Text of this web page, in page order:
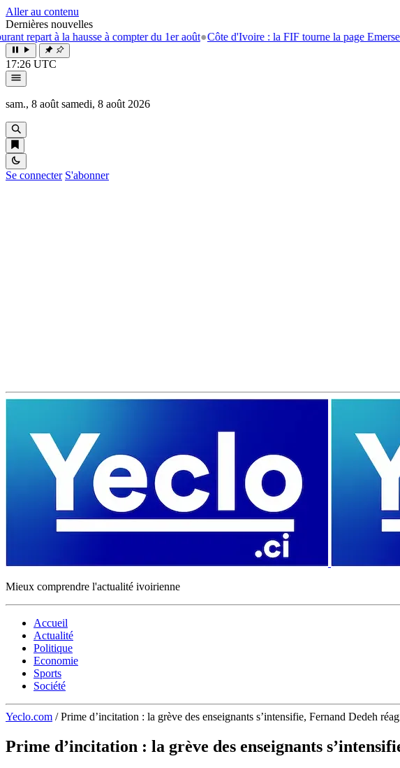
Aller au contenu
Dernières nouvelles
à la hausse à compter du 1er août● Côte d'Ivoire : la FIF tourne la page Emerse Faé●
17:26 UTC
sam., 8 août samedi, 8 août 2026
Se connecter S'abonner
Mieux comprendre l'actualité ivoirienne
Accueil
Actualité
Politique
Economie
Sports
Société
Yeclo.com / Prime d’incitation : la grève des enseignants s’intensifie, Fernand Dedeh
Prime d’incitation : la grève des enseignants